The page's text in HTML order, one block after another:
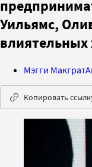
Уильямс,
Мэгги Макграт
Копировать